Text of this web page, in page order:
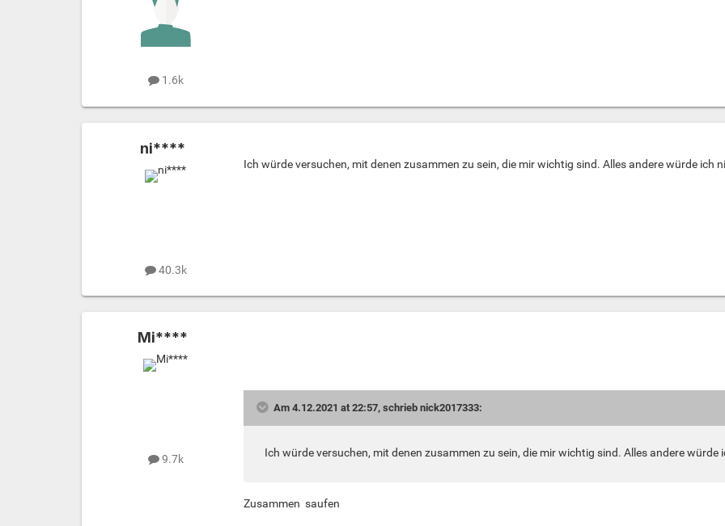
1.6k
ni****
40.3k
Ich würde versuchen, mit denen zusammen zu sein, die mir wichtig sind. Alles andere würde ich
Mi****
9.7k
Am 4.12.2021 at 22:57, schrieb nick2017333:
Ich würde versuchen, mit denen zusammen zu sein, die mir wichtig sind. Alles andere würde
Zusammen saufen